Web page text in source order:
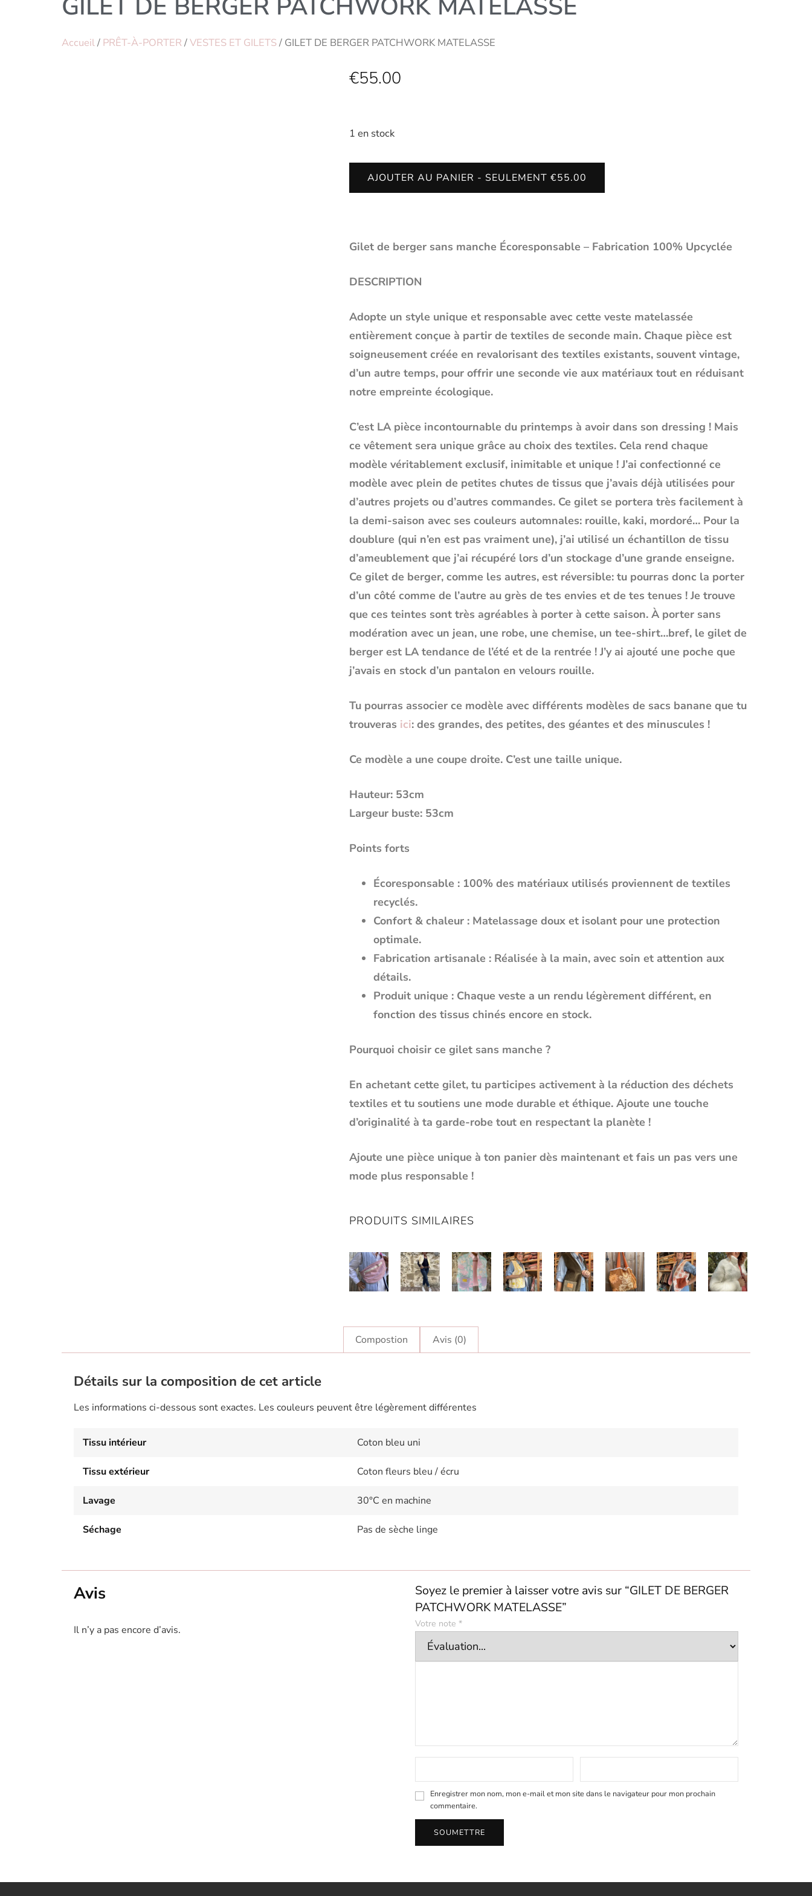
GILET DE BERGER PATCHWORK MATELASSE
Accueil/ PRÊT-À-PORTER /VESTES ET GILETS/ GILET DE BERGER PATCHWORK MATELASSE
€55.00
1 en stock
AJOUTER AU PANIER - SEULEMENT €55.00
Gilet de berger sans manche Écoresponsable – Fabrication 100% Upcyclée
DESCRIPTION
Adopte un style unique et responsable avec cette veste matelassée
entièrement conçue à partir de textiles de seconde main. Chaque pièce est
soigneusement créée en revalorisant des textiles existants, souvent vintage,
d’un autre temps, pour offrir une seconde vie aux matériaux tout en réduisant
notre empreinte écologique.
C’est LA pièce incontournable du printemps à avoir dans son dressing ! Mais
ce vêtement sera unique grâce au choix des textiles. Cela rend chaque
modèle véritablement exclusif, inimitable et unique ! J’ai confectionné ce
modèle avec plein de petites chutes de tissus que j’avais déjà utilisées pour
d’autres projets ou d’autres commandes. Ce gilet se portera très facilement à
la demi-saison avec ses couleurs automnales: rouille, kaki, mordoré… Pour la
doublure (qui n’en est pas vraiment une), j’ai utilisé un échantillon de tissu
d’ameublement que j’ai récupéré lors d’un stockage d’une grande enseigne.
Ce gilet de berger, comme les autres, est réversible: tu pourras donc la porter
d’un côté comme de l’autre au grès de tes envies et de tes tenues ! Je trouve
que ces teintes sont très agréables à porter à cette saison. À porter sans
modération avec un jean, une robe, une chemise, un tee-shirt…bref, le gilet de
berger est LA tendance de l’été et de la rentrée ! J’y ai ajouté une poche que
j’avais en stock d’un pantalon en velours rouille.
Tu pourras associer ce modèle avec différents modèles de sacs banane que tu
trouveras ici: des grandes, des petites, des géantes et des minuscules !
Ce modèle a une coupe droite. C’est une taille unique.
Hauteur: 53cm
Largeur buste: 53cm
Points forts
Écoresponsable : 100% des matériaux utilisés proviennent de textiles
recyclés.
Confort & chaleur: Matelassage doux et isolant pour une protection
optimale.
Fabrication artisanale : Réalisée à la main, avec soin et attention aux
détails.
Produit unique : Chaque veste a un rendu légèrement différent, en
fonction des tissus chinés encore en stock.
Pourquoi choisir ce gilet sans manche ?
En achetant cette gilet, tu participes activement à la réduction des déchets
textiles et tu soutiens une mode durable et éthique. Ajoute une touche
d’originalité à ta garde-robe tout en respectant la planète !
Ajoute une pièce unique à ton panier dès maintenant et fais un pas vers une
mode plus responsable !
PRODUITS SIMILAIRES
Compostion Avis (0)
Détails sur la composition de cet article
Les informations ci-dessous sont exactes. Les couleurs peuvent être légèrement différentes
Tissu intérieur Coton bleu uni
Tissu extérieur Coton fleurs bleu / écru
Lavage 30°C en machine
Séchage Pas de sèche linge
Avis
Il n’y a pas encore d’avis.
Soyez le premier à laisser votre avis sur “GILET DE BERGER
PATCHWORK MATELASSE”
Votre note *
Enregistrer mon nom, mon e-mail et mon site dans le navigateur pour mon prochain
commentaire.